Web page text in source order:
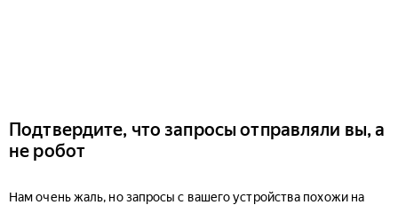
Подтвердите, что запросы отправляли вы, а
не робот
Нам очень жаль, но запросы с вашего устройства похожи на